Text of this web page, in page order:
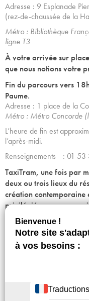
Adresse : 9 Esplanade
(rez-de-chaussée de la
Métro : Bibliothèque
ligne T3
À votre arrivée sur
que nous notions votre
Fin du parcours vers
Paume.
Adresse : 1 place de la
Métro : Métro Concorde
L’heure de fin est
l’après-midi.
Renseignements : 01
TaxiTram, une fois par
deux ou trois lieux du
création contemporaine
privilégiés, en
d’expositions ou des
Billetterie en ligne